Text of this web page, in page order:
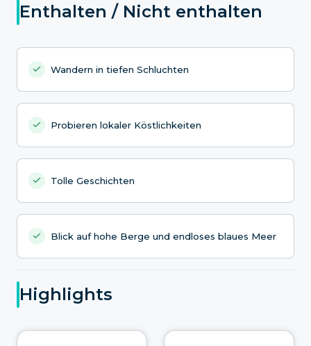
Enthalten / Nicht enthalten
Wandern in tiefen Schluchten
Probieren lokaler Köstlichkeiten
Tolle Geschichten
Blick auf hohe Berge und endloses blaues Meer
Highlights